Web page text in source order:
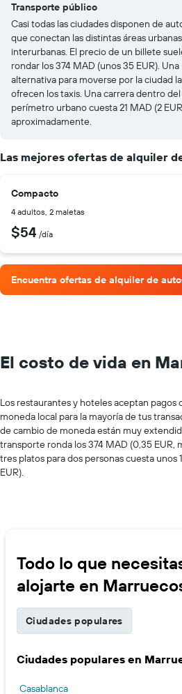
Transporte público
Casi todas las ciudades disponen de
que conectan las distintas áreas
interurbanas. El precio de un billete
rondar los 374 MAD (unos 35 EUR). Una
alternativa para moverse por la ciudad la
ofrecen los taxis. Una carrera dentro del
perímetro urbano cuesta 21 MAD (2
aproximadamente.
Las mejores ofertas de alquiler
Compacto
4 adultos, 2 maletas
$54 /día
Encuentra ofertas de alquiler de
El costo de vida en
Los restaurantes y hoteles aceptan pagos
moneda local para la mayoría de tus
de cambio de moneda están muy
transporte ronda los 374 MAD (0,35 EUR,
tres platos para dos personas cuesta unos
EUR).
Todo lo que
alojarte en
Ciudades populares
Ciudades populares en
Casablanca